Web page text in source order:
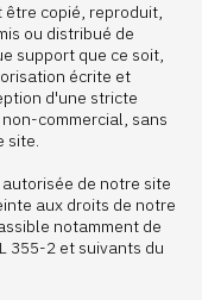
être copié, reproduit,
ou distribué de
support que ce soit,
écrite et
d'une stricte
commercial, sans
site.
de notre site
aux droits de notre
notamment de
355-2 et suivants du